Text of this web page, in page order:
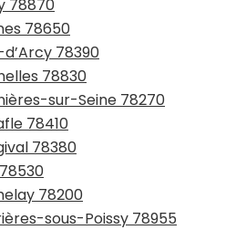
78870
78650
78390
78830
sur-Seine 78270
78410
78380
78200
sous-Poissy 78955